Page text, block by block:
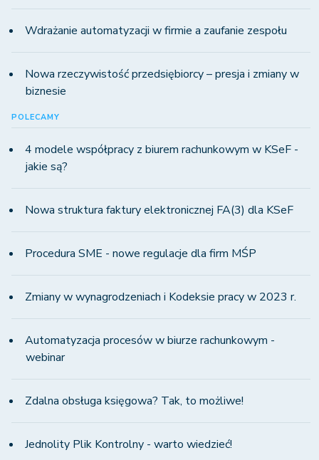
Wdrażanie automatyzacji w firmie a zaufanie zespołu
Nowa rzeczywistość przedsiębiorcy – presja i zmiany w
biznesie
POLECAMY
4 modele współpracy z biurem rachunkowym w KSeF -
jakie są?
Nowa struktura faktury elektronicznej FA(3) dla KSeF
Procedura SME - nowe regulacje dla firm MŚP
Zmiany w wynagrodzeniach i Kodeksie pracy w 2023 r.
Automatyzacja procesów w biurze rachunkowym -
webinar
Zdalna obsługa księgowa? Tak, to możliwe!
Jednolity Plik Kontrolny - warto wiedzieć!